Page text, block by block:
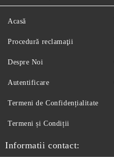
Acasă
Procedură reclamaţii
Despre Noi
Autentificare
Termeni de Confidențialitate
Termeni și Condiții
Informatii contact: